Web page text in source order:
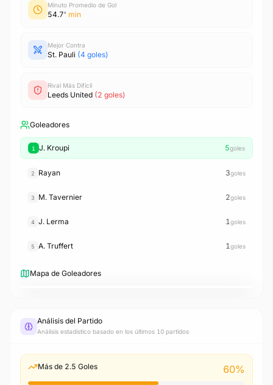
Minuto Promedio de Gol
54.7' min
Mejor Contra
St. Pauli (4 goles)
Rival Más Difícil
Leeds United (2 goles)
Goleadores
1 J. Kroupi 5goles
2 Rayan 3goles
3 M. Tavernier 2goles
4 J. Lerma 1goles
5 A. Truffert 1goles
Mapa de Goleadores
Análisis del Partido
Análisis estadístico basado en los últimos 10 partidos
Más de 2.5 Goles 60%